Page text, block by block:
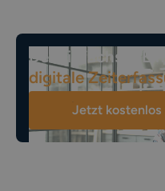
Der einfachste
digitale
Jetzt